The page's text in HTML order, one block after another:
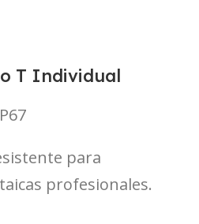
T Individual
para
profesionales.